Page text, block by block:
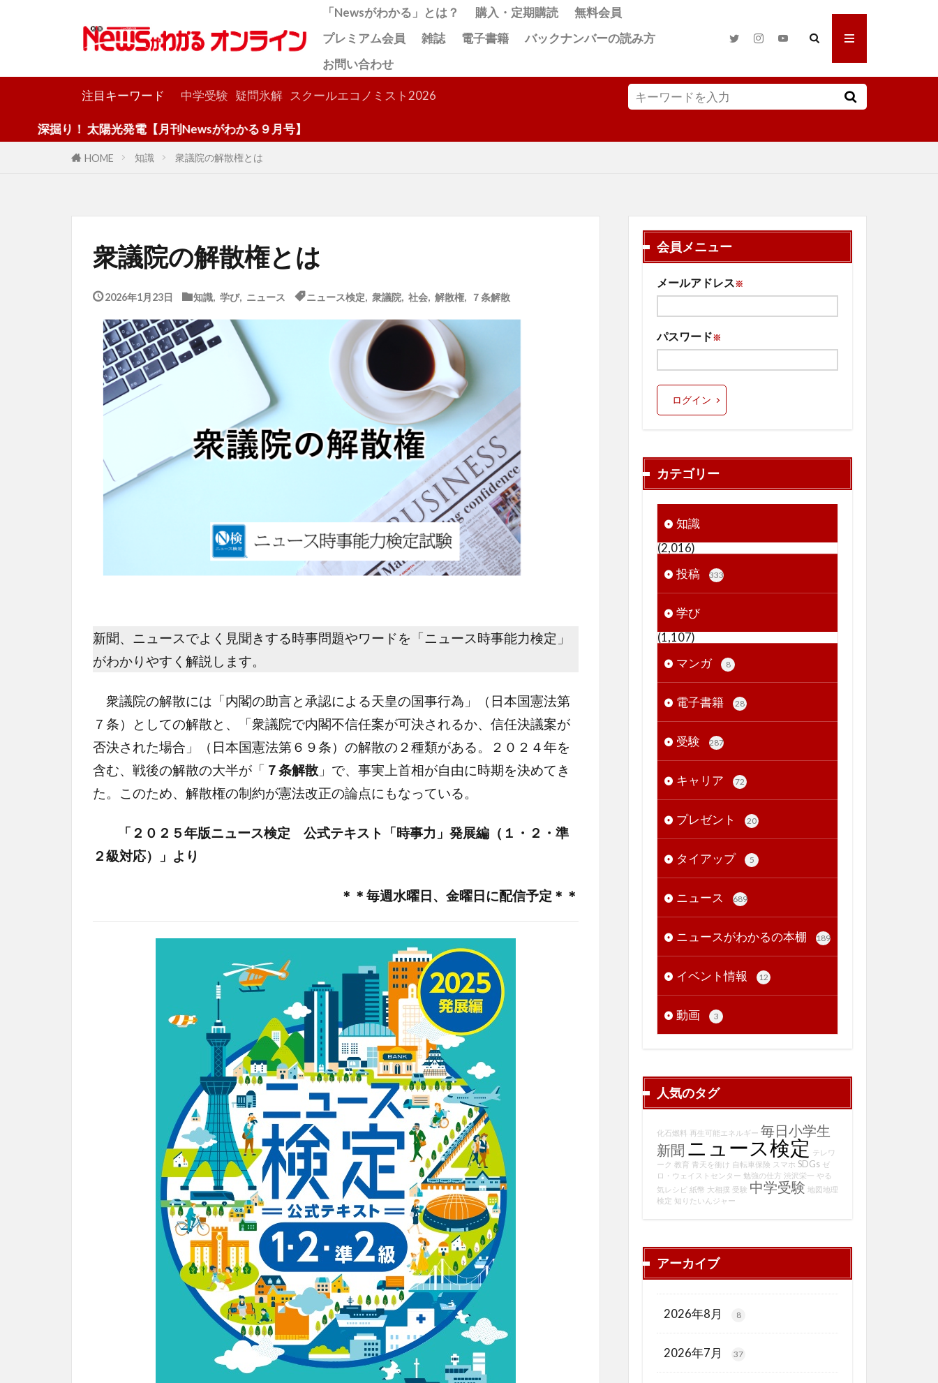
「Newsがわかる」とは？ 購入・定期購読
無料会員
プレミアム会員
雑誌 電子書籍
バックナンバーの読み方
お問い合わせ
注目キーワード 中学受験 疑問氷解 スクールエコノミスト2026
太陽光発電【月刊Newsがわかる９月号】
HOME 知識 衆議院の解散権とは
衆議院の解散権とは
2026年1月23日 知識 学び, ニュース ニュース検定 衆議院, 社会, 解散権, ７条解散
新聞、ニュースでよく見聞きする時事問題やワードを「ニュース時事能力検定」
がわかりやすく解説します。
衆議院の解散には「内閣の助言と承認による天皇の国事行為」（日本国憲法第
７条）としての解散と、「衆議院で内閣不信任案が可決されるか、信任決議案が
否決された場合」（日本国憲法第６９条）の解散の２種類がある。２０２４年を
含む、戦後の解散の大半が「 ７条解散 」で、事実上首相が自由に時期を決めてき
た。このため、解散権の制約が憲法改正の論点にもなっている。
「２０２５年版ニュース検定 公式テキスト「時事力」発展編（１・２・準
２級対応）」より
＊＊毎週水曜日、金曜日に配信予定＊＊
会員メニュー
メールアドレス※
パスワード※
ログイン
カテゴリー
知識
(2,016)
投稿
333
学び
(1,107)
マンガ
8
電子書籍 28
受験 287
キャリア 72
プレゼント 20
タイアップ 5
ニュース 689
ニュースがわかるの本棚 189
イベント情報 12
動画 3
人気のタグ
化石燃料 再生可能エネルギー 毎日小学生
新聞 ニュース検定 テレワ
ーク 教育 青天を衝け 自転車保険 スマホ SDGs ゼ
ロ・ウェイストセンター 勉強の仕方 渋沢栄一 やる
気レシピ 紙幣 大相撲 受験 中学受験 地図地理
検定 知りたいんジャー
アーカイブ
2026年8月 8
2026年7月 37
検索